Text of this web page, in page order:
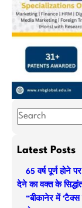
S
aLatest Posts
65 वर्ष पूर्ण होने
देने का वक्त के
“बीकानेर में